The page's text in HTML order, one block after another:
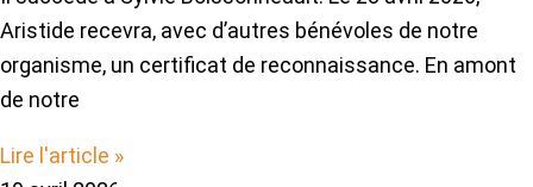
Aristide recevra, avec d’autres bénévoles de notre
organisme, un certificat de reconnaissance. En amont
de notre
Lire l'article »